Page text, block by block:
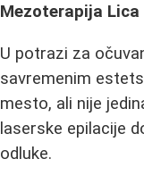
Mezoterapija
U potrazi za
savremenim
mesto, ali nije
laserske epilacije
odluke.